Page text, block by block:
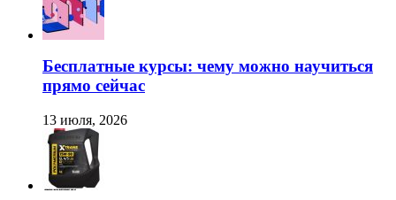
Бесплатные курсы: чему можно научиться
прямо сейчас
13 июля, 2026